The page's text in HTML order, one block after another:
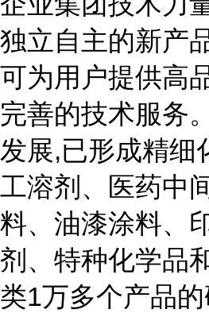
独立自主的新产
可为用户提供高
完善的技术服务
发展,已形成精细
工溶剂、医药中
料、油漆涂料、
剂、特种化学品
类1万多个产品